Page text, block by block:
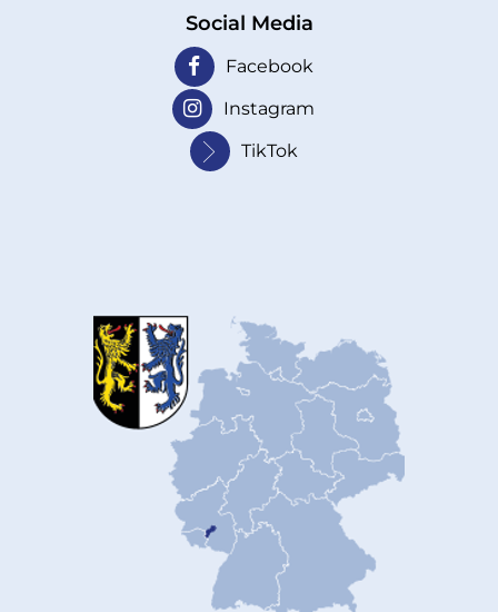
Social Media
Facebook
Instagram
TikTok